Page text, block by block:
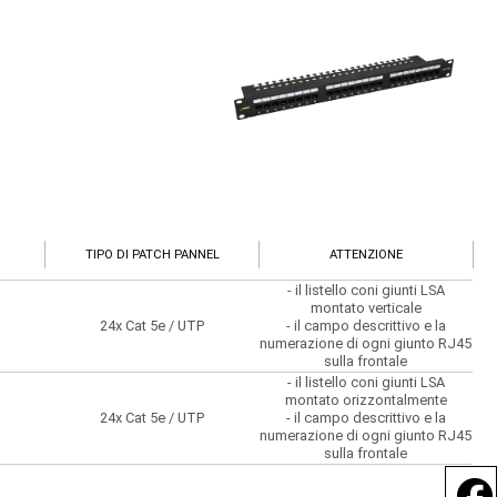
TIPO DI PATCH PANNEL ATTENZIONE
24x Cat 5e / UTP
- il listello coni giunti LSA
montato verticale
- il campo descrittivo e la
numerazione di ogni giunto RJ45
sulla frontale
24x Cat 5e / UTP
- il listello coni giunti LSA
montato orizzontalmente
- il campo descrittivo e la
numerazione di ogni giunto RJ45
sulla frontale